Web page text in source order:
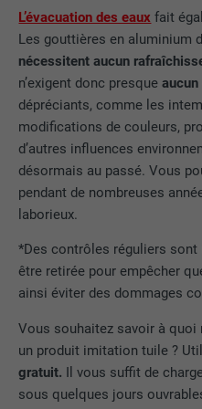
L’évacuation des eaux fait
Les gouttières en aluminium
nécessitent aucun
n’exigent donc presque
dépréciants, comme les
modifications de couleurs,
d’autres influences
désormais au passé. Vous
pendant de nombreuses
laborieux.
*Des contrôles réguliers
être retirée pour empêcher
ainsi éviter des dommages
Vous souhaitez savoir à
un produit imitation tuile ?
gratuit. Il vous suffit de
sous quelques jours
UTILITÉ
Ce
le
être
acceptés
_gat
FOURNISSEUR Google
EXPIRATION 1 jour
UTILITÉ
Est
limiter le
NOM
FOURNISSEUR Google
EXPIRATION 1 jour
UTILITÉ
pour
sur la
site
FOURNISSEUR Google
EXPIRATION 6 mois
UTILITÉ
Ce
unique
préférés
vous
(p. ex. 10
NOM lang
FOURNISSEUR